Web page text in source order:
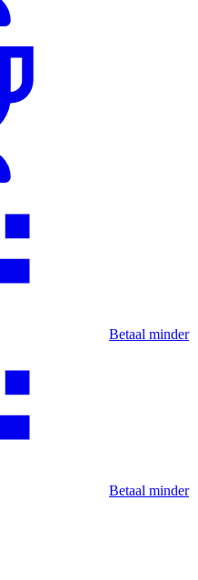
Betaal minder
Betaal minder